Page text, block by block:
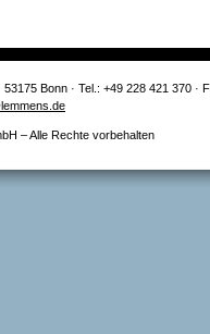
Bonn · Tel.: +49 228 421 370 ·
– Alle Rechte vorbehalten